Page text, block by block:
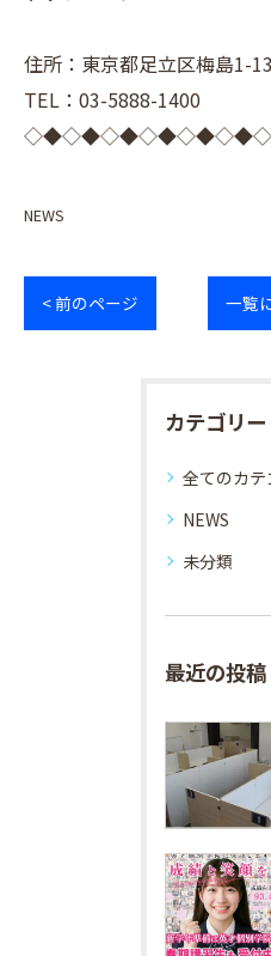
住所：東京都足立区梅島1-
TEL：03-5888-1400
NEWS
< 前のページ 一覧
カテゴリー
全てのカテ
NEWS
未分類
最近の投稿